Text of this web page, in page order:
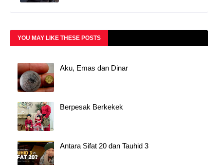
YOU MAY LIKE THESE POSTS
Aku, Emas dan Dinar
Berpesak Berkekek
Antara Sifat 20 dan Tauhid 3